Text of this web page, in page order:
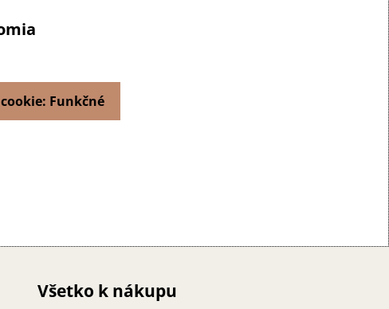
Funkčné
Všetko k nákupu